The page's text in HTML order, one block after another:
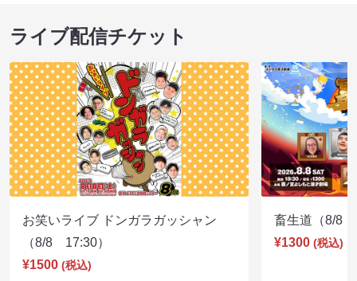
ライブ配信チケット
お笑いライブ ドンガラガッシャン
（8/8 17:30）
¥1500 (税込)
畜生道（8/8
¥1300 (税込)